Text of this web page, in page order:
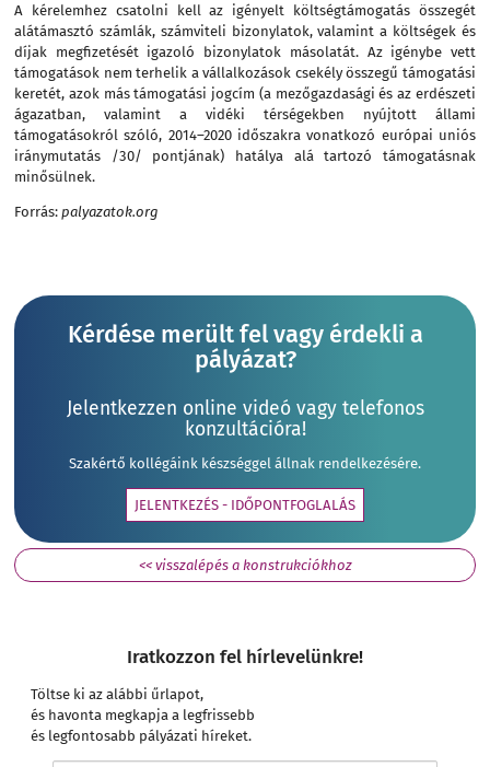
A kérelemhez csatolni kell az igényelt költségtámogatás összegét
alátámasztó számlák, számviteli bizonylatok, valamint a költségek és
díjak megfizetését igazoló bizonylatok másolatát. Az igénybe vett
támogatások nem terhelik a vállalkozások csekély összegű támogatási
keretét, azok más támogatási jogcím (a mezőgazdasági és az erdészeti
ágazatban, valamint a vidéki térségekben nyújtott állami
támogatásokról szóló, 2014–2020 időszakra vonatkozó európai uniós
iránymutatás /30/ pontjának) hatálya alá tartozó támogatásnak
minősülnek.
Forrás:palyazatok.org
Kérdése merült fel vagy érdekli a
pályázat?
Jelentkezzen online videó vagy telefonos
konzultációra!
Szakértő kollégáink készséggel állnak rendelkezésére.
JELENTKEZÉS - IDŐPONTFOGLALÁS
<< visszalépés a konstrukciókhoz
Iratkozzon fel hírlevelünkre!
Töltse ki az alábbi űrlapot,
és havonta megkapja a legfrissebb
és legfontosabb pályázati híreket.